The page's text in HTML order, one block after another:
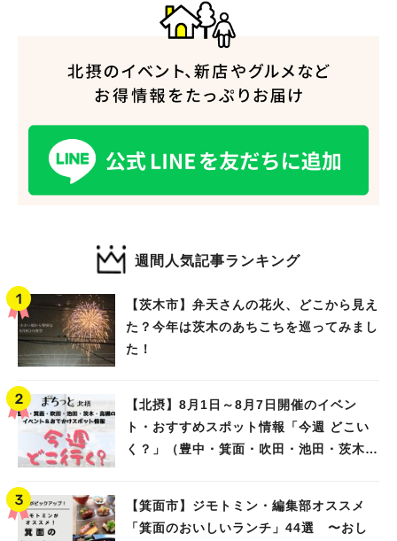
週間人気記事ランキング
【茨木市】弁天さんの花火、どこから見え
た？今年は茨木のあちこちを巡ってみまし
た！
【北摂】8月1日～8月7日開催のイベン
ト・おすすめスポット情報「今週 どこい
く？」（豊中・箕面・吹田・池田・茨木・
【箕面市】ジモトミン・編集部オススメ
「箕面のおいしいランチ」44選 〜おし
人気のキーワード
#教えたい／教えて投稿記事#大阪学院大 商品開発プロジェクト
#あなたはどっち？